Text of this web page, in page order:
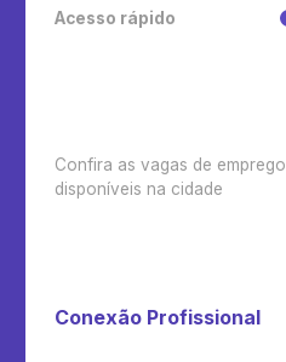
Acesso rápido
Confira as vagas de emprego
disponíveis na cidade
Conexão Profissional